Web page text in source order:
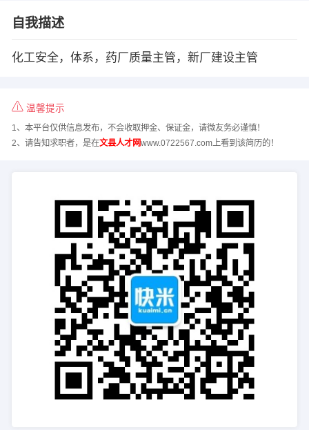
自我描述
化工安全，体系，药厂质量主管，新厂建设主管
温馨提示
1、本平台仅供信息发布，不会收取押金、保证金，请微友务必谨慎！
2、请告知求职者，是在文县人才网www.0722567.com上看到该简历的！